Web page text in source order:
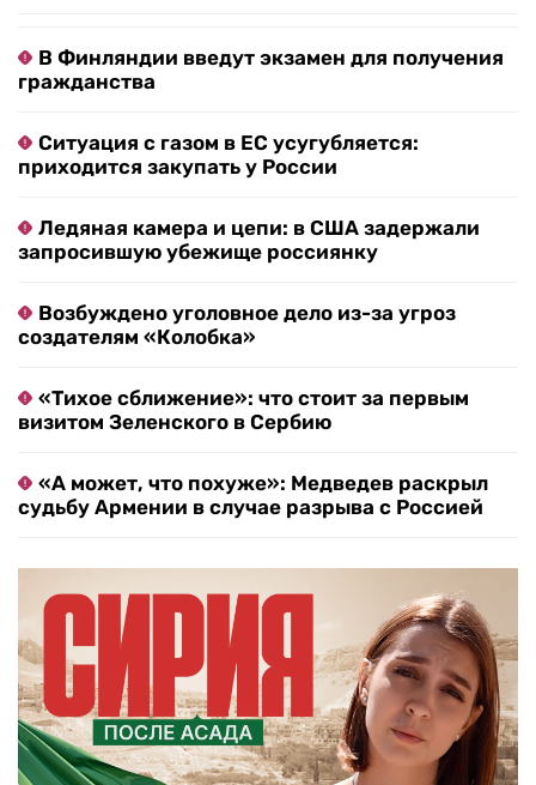
В Финляндии введут экзамен для получения
гражданства
Ситуация с газом в ЕС усугубляется:
приходится закупать у России
Ледяная камера и цепи: в США задержали
запросившую убежище россиянку
Возбуждено уголовное дело из-за угроз
создателям «Колобка»
«Тихое сближение»: что стоит за первым
визитом Зеленского в Сербию
«А может, что похуже»: Медведев раскрыл
судьбу Армении в случае разрыва с Россией